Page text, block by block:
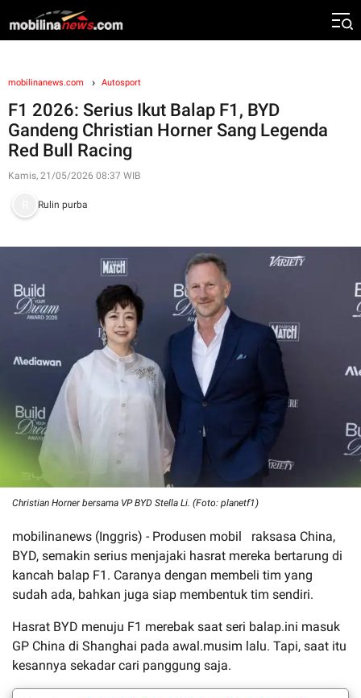
mobilinanews.com Autosport
F1 2026: Serius Ikut Balap F1, BYD
Gandeng Christian Horner Sang Legenda
Red Bull Racing
Kamis, 21/05/2026 08:37 WIB
Rulin purba
Christian Horner bersama VP BYD Stella Li. (Foto: planetf1)
mobilinanews (Inggris) - Produsen mobil raksasa China,
BYD, semakin serius menjajaki hasrat mereka bertarung di
kancah balap F1. Caranya dengan membeli tim yang
sudah ada, bahkan juga siap membentuk tim sendiri.
Hasrat BYD menuju F1 merebak saat seri balap.ini masuk
GP China di Shanghai pada awal.musim lalu. Tapi, saat itu
kesannya sekadar cari panggung saja.